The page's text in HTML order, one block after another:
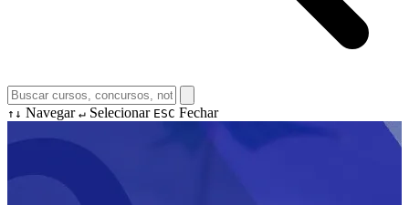
↑↓ Navegar ↵ Selecionar ESC Fechar